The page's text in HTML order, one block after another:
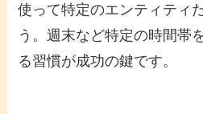
使って特定のエンティティ
う。週末など特定の時間帯
る習慣が成功の鍵です。